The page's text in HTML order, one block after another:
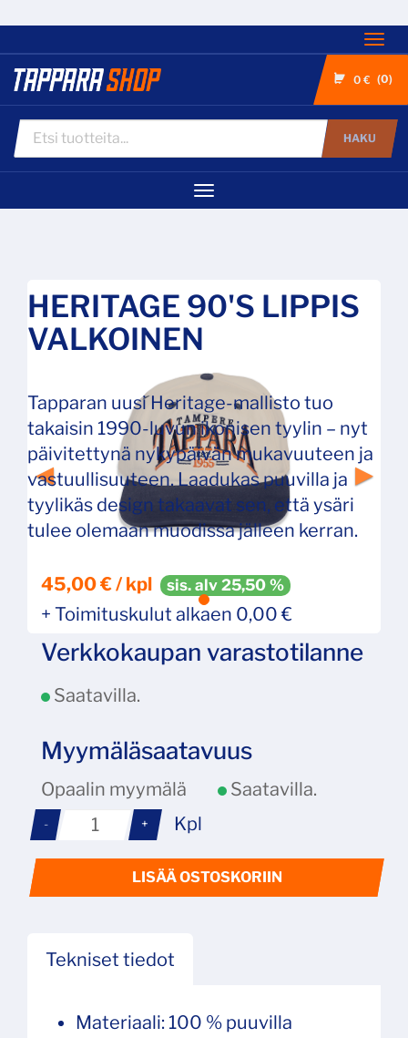
0 € 0
HAKU
Navigaatio
HERITAGE 90'S LIPPIS
VALKOINEN
Tapparan uusi Heritage-mallisto tuo
takaisin 1990-luvun ikonisen tyylin – nyt
päivitettynä nykypäivän mukavuuteen ja
vastuullisuuteen. Laadukas puuvilla ja
tyylikäs design takaavat sen, että ysäri
tulee olemaan muodissa jälleen kerran.
45,00 € / kpl sis. alv 25,50 %
+ Toimituskulut alkaen 0,00 €
Verkkokaupan varastotilanne
Saatavilla.
Myymäläsaatavuus
Opaalin myymälä Saatavilla.
- + Kpl
LISÄÄ OSTOSKORIIN
Tekniset tiedot
Materiaali: 100 % puuvilla